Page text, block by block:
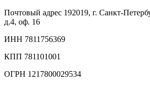
Почтовый адрес 192019, г. Санкт-
д.4, оф. 16
ИНН 7811756369
КПП 781101001
ОГРН 1217800029534